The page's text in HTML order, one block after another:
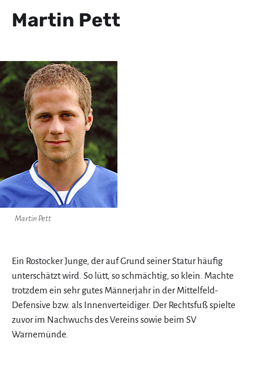
Martin Pett
Martin Pett
Ein Rostocker Junge, der auf Grund seiner Statur häufig
unterschätzt wird. So lütt, so schmächtig, so klein. Machte
trotzdem ein sehr gutes Männerjahr in der Mittelfeld-
Defensive bzw. als Innenverteidiger. Der Rechtsfuß spielte
zuvor im Nachwuchs des Vereins sowie beim SV
Warnemünde.